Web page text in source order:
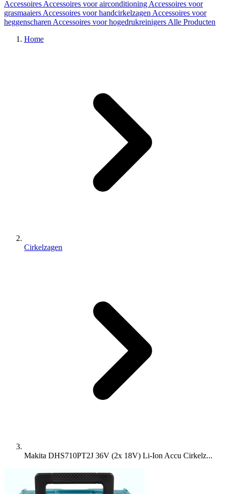
Accessoires Accessoires voor airconditioning Accessoires voor
grasmaaiers Accessoires voor handcirkelzagen Accessoires voor
heggenscharen Accessoires voor hogedrukreinigers Alle Producten
Home
Cirkelzagen
Makita DHS710PT2J 36V (2x 18V) Li-Ion Accu Cirkelz...